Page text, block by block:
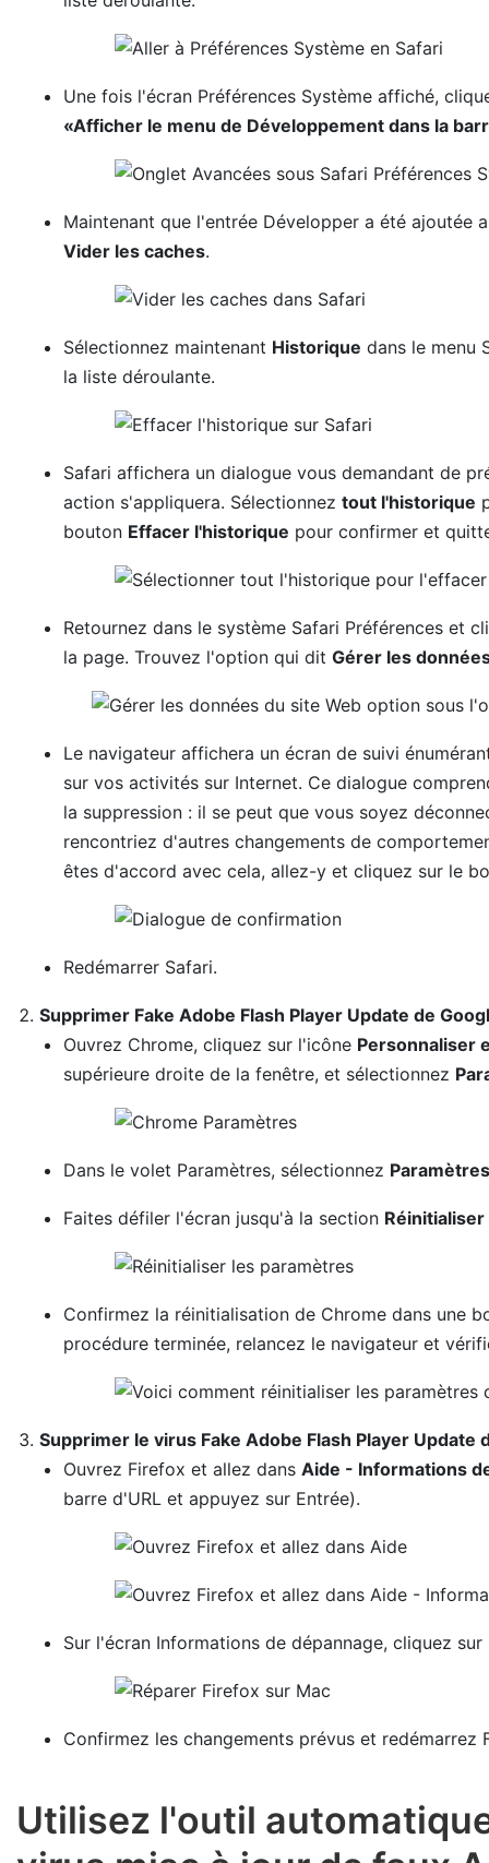
Une fois l'écran Préférences Système affiché,
«Afficher le menu de Développement dans la
Maintenant que l'entrée Développer a été ajoutée
Vider les caches.
Sélectionnez maintenant Historique dans le menu
la liste déroulante.
Safari affichera un dialogue vous demandant de
action s'appliquera. Sélectionnez tout l'historique
bouton Effacer l'historique pour confirmer et
Retournez dans le système Safari Préférences et
la page. Trouvez l'option qui dit Gérer les
Le navigateur affichera un écran de suivi
sur vos activités sur Internet. Ce dialogue
la suppression : il se peut que vous soyez
rencontriez d'autres changements de
êtes d'accord avec cela, allez-y et cliquez sur le
Redémarrer Safari.
Supprimer Fake Adobe Flash Player Update de
Ouvrez Chrome, cliquez sur l'icône Personnaliser
supérieure droite de la fenêtre, et sélectionnez
Dans le volet Paramètres, sélectionnez
Faites défiler l'écran jusqu'à la section
Confirmez la réinitialisation de Chrome dans une
procédure terminée, relancez le navigateur et
Supprimer le virus Fake Adobe Flash Player Update
Ouvrez Firefox et allez dans Aide - Informations
barre d'URL et appuyez sur Entrée).
Sur l'écran Informations de dépannage, cliquez
Confirmez les changements prévus et redémarrez
Utilisez l'outil